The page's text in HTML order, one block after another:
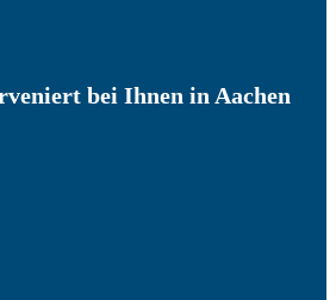
bei Ihnen in Aachen